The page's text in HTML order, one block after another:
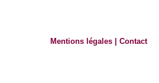
Mentions légales |Contact